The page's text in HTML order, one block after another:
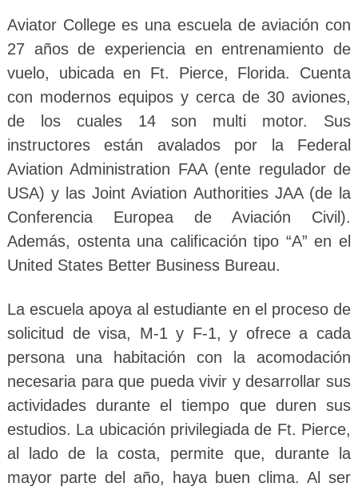
Aviator College es una escuela de aviación con
27 años de experiencia en entrenamiento de
vuelo, ubicada en Ft. Pierce, Florida. Cuenta
con modernos equipos y cerca de 30 aviones,
de los cuales 14 son multi motor. Sus
instructores están avalados por la Federal
Aviation Administration FAA (ente regulador de
USA) y las Joint Aviation Authorities JAA (de la
Conferencia Europea de Aviación Civil).
Además, ostenta una calificación tipo “A” en el
United States Better Business Bureau.
La escuela apoya al estudiante en el proceso de
solicitud de visa, M-1 y F-1, y ofrece a cada
persona una habitación con la acomodación
necesaria para que pueda vivir y desarrollar sus
actividades durante el tiempo que duren sus
estudios. La ubicación privilegiada de Ft. Pierce,
al lado de la costa, permite que, durante la
mayor parte del año, haya buen clima. Al ser